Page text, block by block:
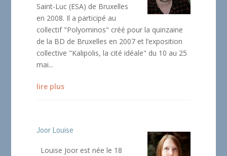
Saint-Luc (ESA) de Bruxelles
en 2008. Il a participé au
collectif "Polyominos" créé pour la quinzaine
de la BD de Bruxelles en 2007 et l’exposition
collective "Kalipolis, la cité idéale" du 10 au 25
mai...
lire plus
Joor Louise
Louise Joor est née le 18